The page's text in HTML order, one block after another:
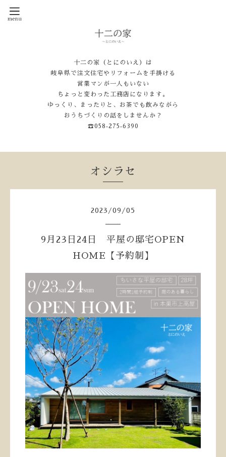
十二の家（とにのいえ）は
岐阜県で注文住宅やリフォームを手掛ける
営業マンが一人もいない
ちょっと変わった工務店になります。
ゆっくり、まったりと、お茶でも飲みながら
おうちづくりの話をしませんか？
☎058‐275‐6390
オシラセ
2023 /09 /05
9月23日24日 平屋の邸宅OPEN
HOME【予約制】